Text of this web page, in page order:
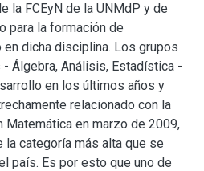
la FCEyN de la UNMdP y de
para la formación de
dicha disciplina. Los grupos
Álgebra, Análisis, Estadística -
en los últimos años y
relacionado con la
Matemática en marzo de 2009,
categoría más alta que se
país. Es por esto que uno de